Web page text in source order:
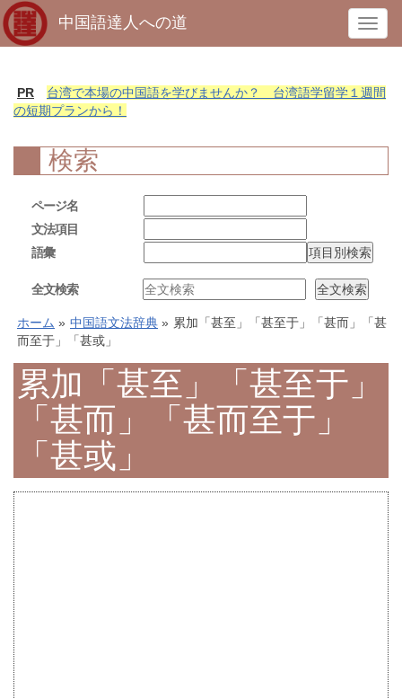
T
o
g
n
a
a
t
i
o
中国語達人への道
PR
台湾で本場の中国語を学びませんか？ 台湾語学留学１週間
の短期プランから！
検索
ページ名
文法項目
語彙
全文検索
ホーム » 中国語文法辞典 » 累加「甚至」「甚至于」「甚而」「甚
而至于」「甚或」
累加「甚至」「甚至于」
「甚而」「甚而至于」
「甚或」